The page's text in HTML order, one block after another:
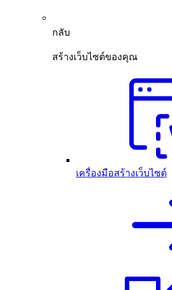
กลับ
สร้างเว็บไซต์ของคุณ
เครื่องมือสร้างเว็บไซต์